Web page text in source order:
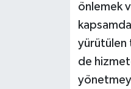
önlemek
yürütülen
de